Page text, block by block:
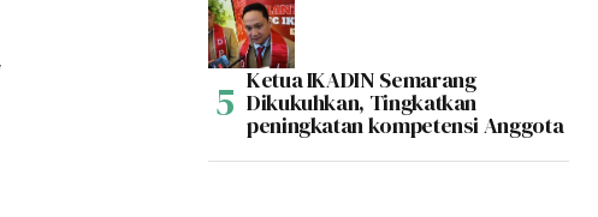
Ketua IKADIN Semarang
Dikukuhkan, Tingkatkan
peningkatan kompetensi Anggota